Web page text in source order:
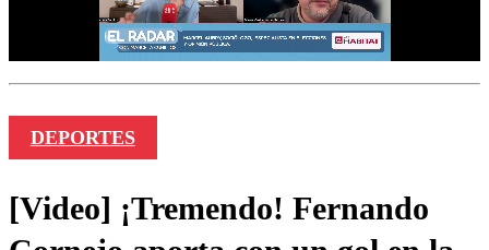
DEPORTES
[Video] ¡Tremendo! Fernando